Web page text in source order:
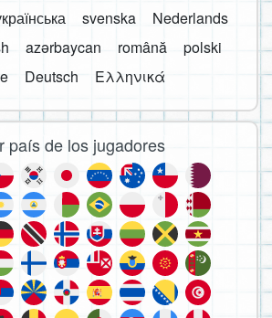
svenska
Nederlands
azərbaycan română
polski
Deutsch Ελληνικά
país de los jugadores